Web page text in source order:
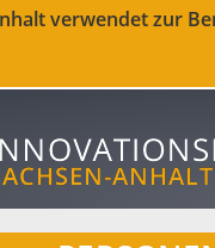
verwendet zur